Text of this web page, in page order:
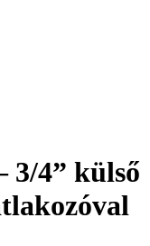
3/4” külső